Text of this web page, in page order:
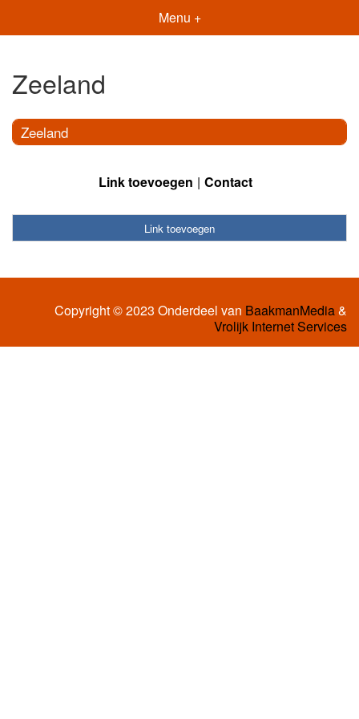
Menu +
Zeeland
Zeeland
Link toevoegen Contact
Link toevoegen
Copyright © 2023 Onderdeel van BaakmanMedia&
Vrolijk Internet Services